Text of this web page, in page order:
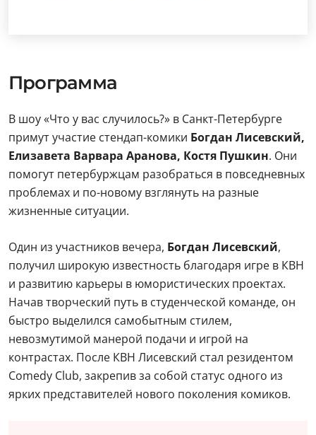
Программа
В шоу «Что у вас случилось?» в Санкт-Петербурге
примут участие стендап-комики Богдан Лисевский,
Елизавета Варвара Аранова, Костя Пушкин. Они
помогут петербуржцам разобраться в повседневных
проблемах и по-новому взглянуть на разные
жизненные ситуации.
Один из участников вечера, Богдан Лисевский,
получил широкую известность благодаря игре в КВН
и развитию карьеры в юмористических проектах.
Начав творческий путь в студенческой команде, он
быстро выделился самобытным стилем,
невозмутимой манерой подачи и игрой на
контрастах. После КВН Лисевский стал резидентом
Comedy Club, закрепив за собой статус одного из
ярких представителей нового поколения комиков.